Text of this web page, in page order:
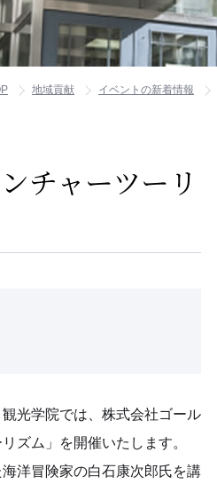
地域貢献 イベントの新着情報
チャーツーリ
光学院では、株式会社ゴール
ズム」を開催いたします。
洋冒険家の白石康次郎氏を講